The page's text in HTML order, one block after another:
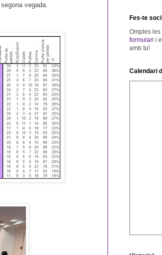
vegada.
Fes-te
Omples
formulari i
amb tu!
Calendari